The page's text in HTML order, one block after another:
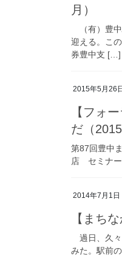
月）
（有）豊中
迎える。こ
券豊中支 […]
2015年5月26日
【フォ
だ（2015
第87回豊中
店 セミナー
2014年7月1日
【まち
過日、久々
みた。駅前